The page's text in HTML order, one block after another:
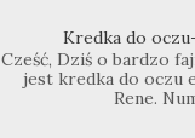
Kredka do
Cześć, Dziś o bardzo
jest kredka do oczu
Rene.